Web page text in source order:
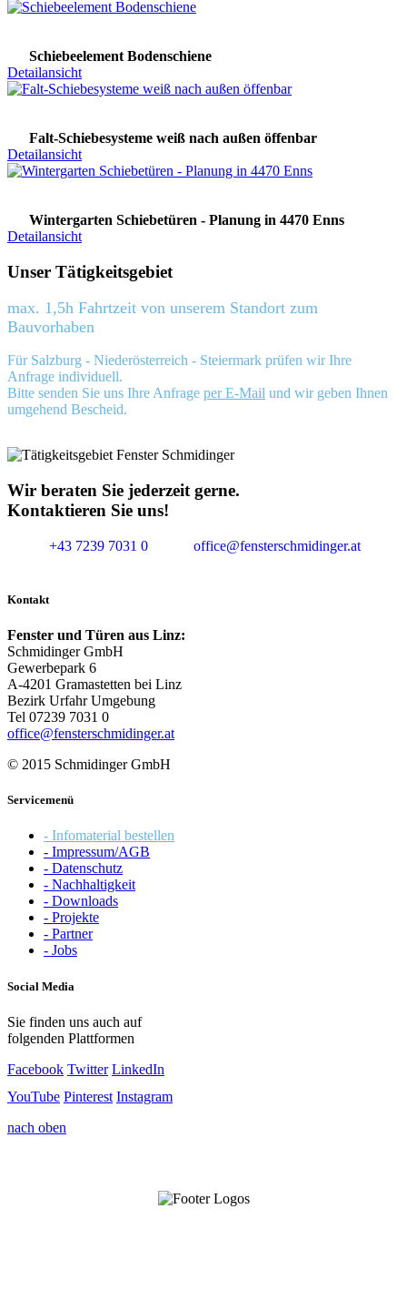
Schiebeelement Bodenschiene
Detailansicht
Falt-Schiebesysteme weiß nach außen öffenbar
Detailansicht
Wintergarten Schiebetüren - Planung in 4470 Enns
Detailansicht
Unser Tätigkeitsgebiet
max. 1,5h Fahrtzeit von unserem Standort zum
Bauvorhaben
Für Salzburg - Niederösterreich - Steiermark prüfen wir Ihre
Anfrage individuell.
Bitte senden Sie uns Ihre Anfrage per E-Mail und wir geben Ihnen
umgehend Bescheid.
Wir beraten Sie jederzeit gerne.
Kontaktieren Sie uns!
+43 7239 7031 0 office@fensterschmidinger.at
Kontakt
Fenster und Türen aus Linz:
Schmidinger GmbH
Gewerbepark 6
A-4201 Gramastetten bei Linz
Bezirk Urfahr Umgebung
Tel 07239 7031 0
office@fensterschmidinger.at
© 2015 Schmidinger GmbH
Servicemenü
- Infomaterial bestellen
- Impressum/AGB
- Datenschutz
- Nachhaltigkeit
- Downloads
- Projekte
- Partner
- Jobs
Social Media
Sie finden uns auch auf
folgenden Plattformen
Facebook Twitter LinkedIn
YouTube Pinterest Instagram
nach oben